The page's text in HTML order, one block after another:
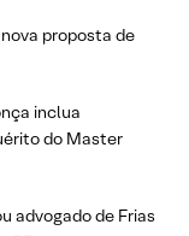
proposta de
inclua
do Master
advogado de Frias